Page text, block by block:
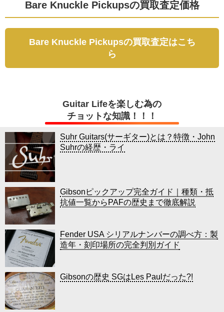
Bare Knuckle Pickupsの買取査定価格
Bare Knuckle Pickupsの買取査定はこち
ら
Guitar Lifeを楽しむ為の
チョットな知識！！！
Suhr Guitars(サーギター)とは？特徴・John
Suhrの経歴・ライ
Gibsonピックアップ完全ガイド｜種類・抵
抗値一覧からPAFの歴史まで徹底解説
Fender USA シリアルナンバーの調べ方：製
造年・刻印場所の完全判別ガイド
Gibsonの歴史 SGはLes Paulだった?!